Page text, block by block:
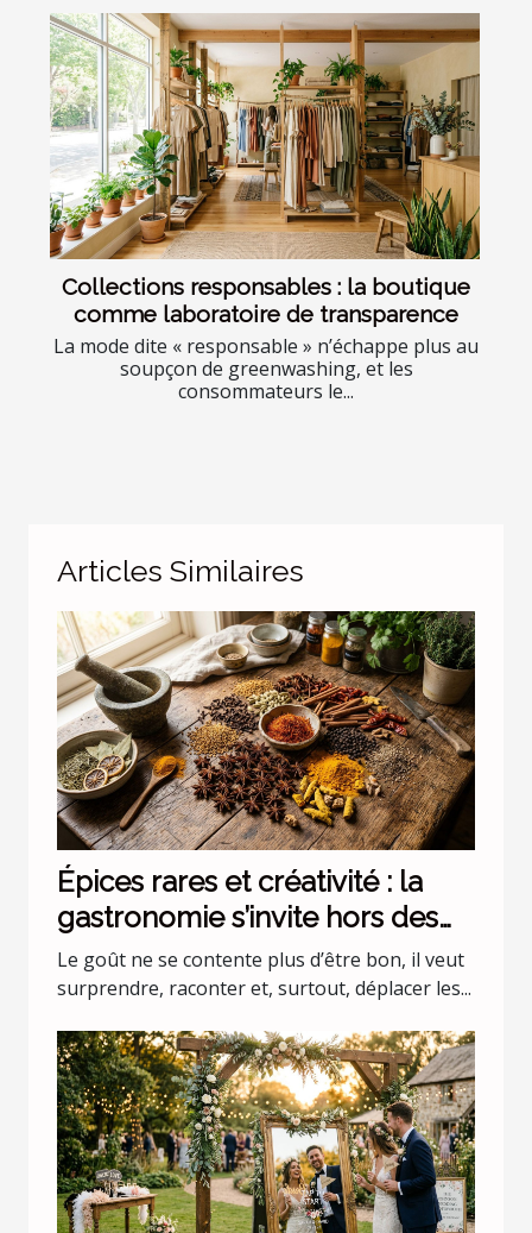
Collections responsables : la boutique
comme laboratoire de transparence
La mode dite « responsable » n’échappe plus au
soupçon de greenwashing, et les
consommateurs le...
Articles Similaires
Épices rares et créativité : la
gastronomie s’invite hors des
codes
Le goût ne se contente plus d’être bon, il veut
surprendre, raconter et, surtout, déplacer les...